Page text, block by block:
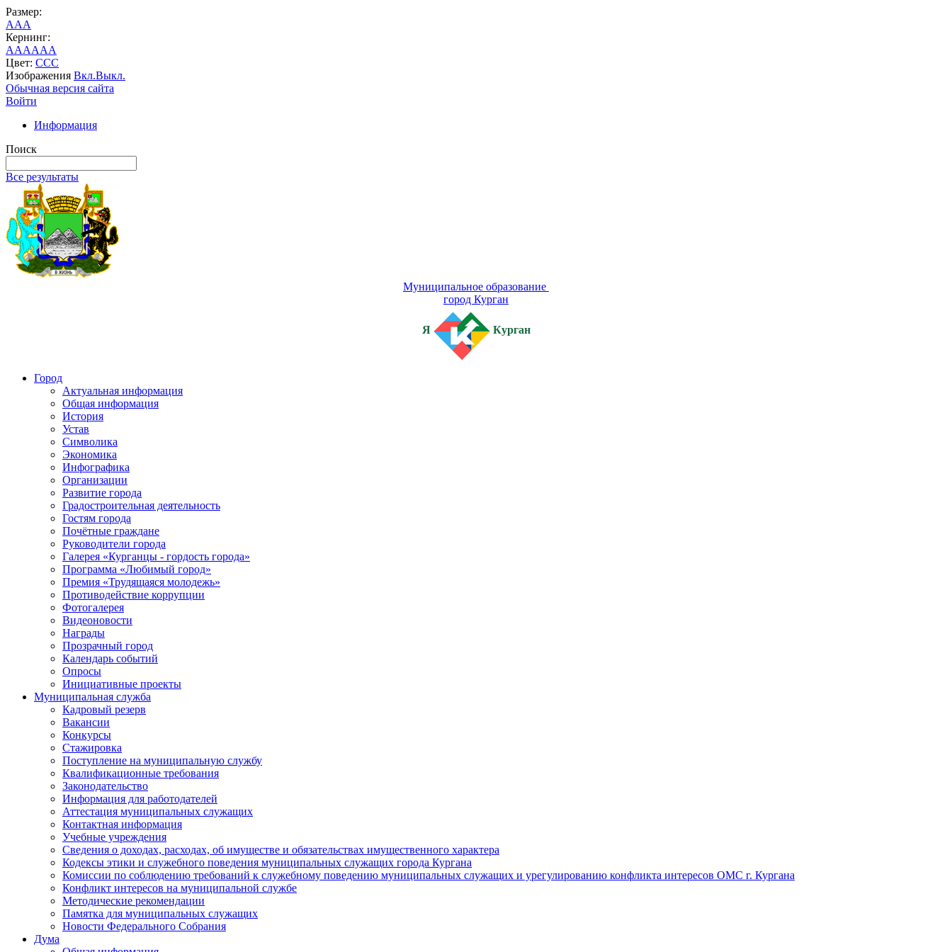
Размер:
AAA
Кернинг:
AAAAAA
Цвет: CCC
Изображения Вкл.Выкл.
Обычная версия сайта
Войти
Информация
Поиск
Все результаты
Муниципальное образование
город Курган
Я Курган
Город
Актуальная информация
Общая информация
История
Устав
Символика
Экономика
Инфографика
Организации
Развитие города
Градостроительная деятельность
Гостям города
Почётные граждане
Руководители города
Галерея «Курганцы - гордость города»
Программа «Любимый город»
Премия «Трудящаяся молодежь»
Противодействие коррупции
Фотогалерея
Видеоновости
Награды
Прозрачный город
Календарь событий
Опросы
Инициативные проекты
Муниципальная служба
Кадровый резерв
Вакансии
Конкурсы
Стажировка
Поступление на муниципальную службу
Квалификационные требования
Законодательство
Информация для работодателей
Аттестация муниципальных служащих
Контактная информация
Учебные учреждения
Сведения о доходах, расходах, об имуществе и обязательствах имущественного характера
Кодексы этики и служебного поведения муниципальных служащих города Кургана
Комиссии по соблюдению требований к служебному поведению муниципальных служащих и урегулированию конфликта интересов ОМС г. Кургана
Конфликт интересов на муниципальной службе
Методические рекомендации
Памятка для муниципальных служащих
Новости Федерального Cобрания
Дума